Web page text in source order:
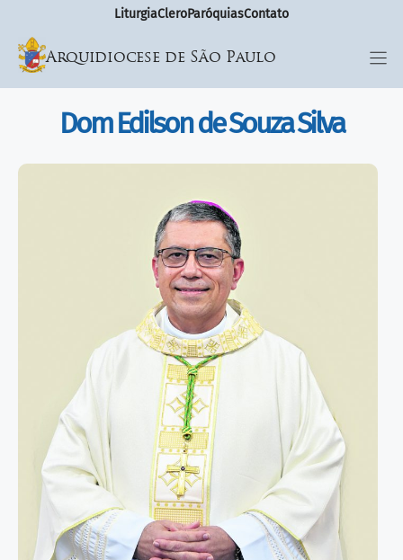
LiturgiaCleroParóquiasContato
Arquidiocese de São Paulo
Dom Edilson de Souza Silva